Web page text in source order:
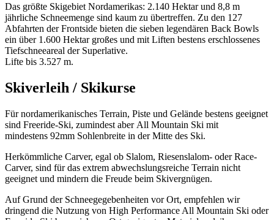
Das größte Skigebiet Nordamerikas: 2.140 Hektar und 8,8 m
jährliche Schneemenge sind kaum zu übertreffen. Zu den 127
Abfahrten der Frontside bieten die sieben legendären Back Bowls
ein über 1.600 Hektar großes und mit Liften bestens erschlossenes
Tiefschneeareal der Superlative.
Lifte bis 3.527 m.
Skiverleih / Skikurse
Für nordamerikanisches Terrain, Piste und Gelände bestens geeignet
sind Freeride-Ski, zumindest aber All Mountain Ski mit
mindestens 92mm Sohlenbreite in der Mitte des Ski.
Herkömmliche Carver, egal ob Slalom, Riesenslalom- oder Race-
Carver, sind für das extrem abwechslungsreiche Terrain nicht
geeignet und mindern die Freude beim Skivergnügen.
Auf Grund der Schneegegebenheiten vor Ort, empfehlen wir
dringend die Nutzung von High Performance All Mountain Ski oder